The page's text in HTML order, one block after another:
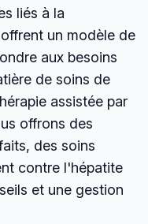
liés à la
un modèle de
aux besoins
de soins de
assistée par
offrons des
des soins
contre l'hépatite
et une gestion